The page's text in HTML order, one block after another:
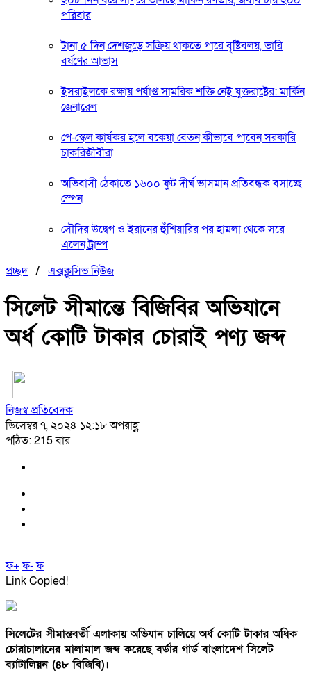
পরিবার
টানা ৫ দিন দেশজুড়ে সক্রিয় থাকতে পারে বৃষ্টিবলয়, ভারি
বর্ষণের আভাস
ইসরাইলকে রক্ষায় পর্যাপ্ত সামরিক শক্তি নেই যুক্তরাষ্ট্রের: মার্কিন
জেনারেল
পে-স্কেল কার্যকর হলে বকেয়া বেতন কীভাবে পাবেন সরকারি
চাকরিজীবীরা
অভিবাসী ঠেকাতে ১৬০০ ফুট দীর্ঘ ভাসমান প্রতিবন্ধক বসাচ্ছে
স্পেন
সৌদির উদ্বেগ ও ইরানের হুঁশিয়ারির পর হামলা থেকে সরে
এলেন ট্রাম্প
প্রচ্ছদ/ এক্সক্লুসিভ নিউজ
সিলেট সীমান্তে বিজিবির অভিযানে
অর্ধ কোটি টাকার চোরাই পণ্য জব্দ
নিজস্ব প্রতিবেদক
ডিসেম্বর ৭, ২০২৪ ১২:১৮ অপরাহ্ণ
পঠিত: 215 বার
ফ+ফ-ফ
Link Copied!
সিলেটের সীমান্তবর্তী এলাকায় অভিযান চালিয়ে অর্ধ কোটি টাকার অধিক
চোরাচালানের মালামাল জব্দ করেছে বর্ডার গার্ড বাংলাদেশ সিলেট
ব্যাটালিয়ন (৪৮ বিজিবি)।